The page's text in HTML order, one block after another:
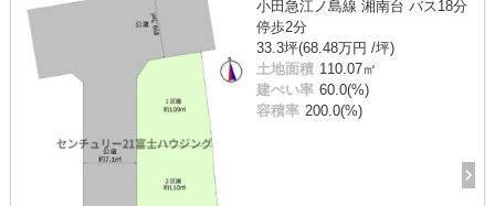
小田急江ノ島線 湘南台 バス18分
停歩2分
33.3坪(68.48万円 /坪)
土地面積 110.07㎡
建ぺい率 60.0(%)
容積率 200.0(%)